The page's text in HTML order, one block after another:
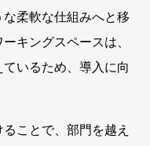
柔軟な仕組みへと移
キングスペースは、
いるため、導入に向
ことで、部門を越え